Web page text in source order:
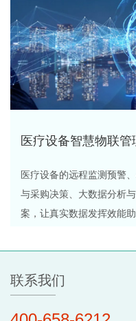
医疗设备智慧物联管
医疗设备的远程监测预警
与采购决策、大数据分析
案，让真实数据发挥效能
联系我们